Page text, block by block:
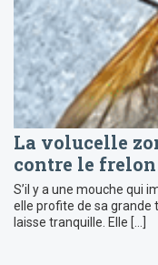
La volucelle
contre le
S’il y a une mouche qui
elle profite de sa grande
laisse tranquille. Elle […]